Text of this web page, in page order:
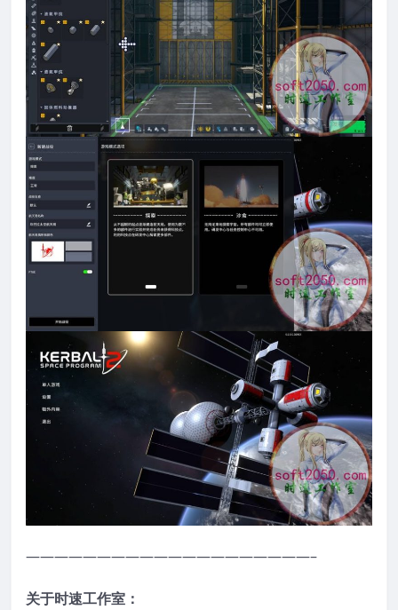
————————————————————–
关于时速工作室：